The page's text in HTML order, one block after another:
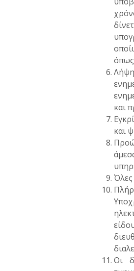
και
και
Όλες
Οι